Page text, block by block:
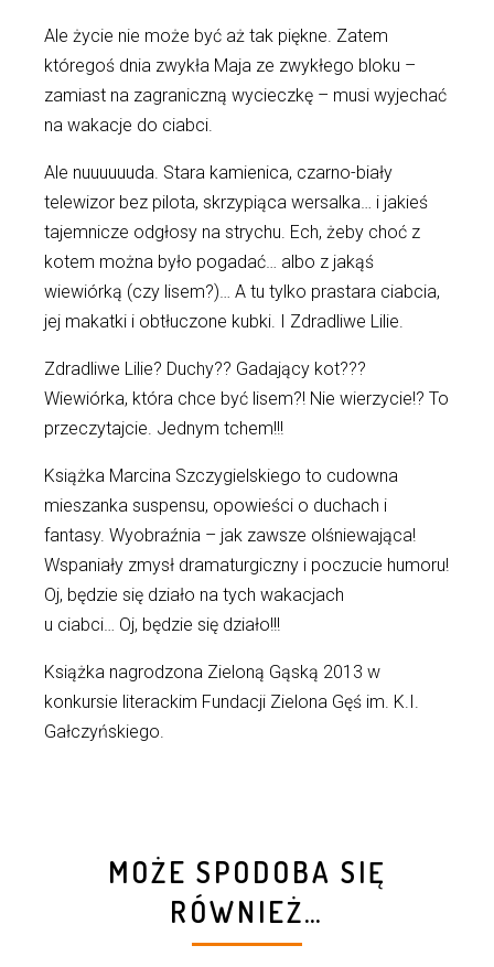
Ale życie nie może być aż tak piękne. Zatem
któregoś dnia zwykła Maja ze zwykłego bloku –
zamiast na zagraniczną wycieczkę – musi wyjechać
na wakacje do ciabci.
Ale nuuuuuuda. Stara kamienica, czarno-biały
telewizor bez pilota, skrzypiąca wersalka… i jakieś
tajemnicze odgłosy na strychu. Ech, żeby choć z
kotem można było pogadać… albo z jakąś
wiewiórką (czy lisem?)… A tu tylko prastara ciabcia,
jej makatki i obtłuczone kubki. I Zdradliwe Lilie.
Zdradliwe Lilie? Duchy?? Gadający kot???
Wiewiórka, która chce być lisem?! Nie wierzycie!? To
przeczytajcie. Jednym tchem!!!
Książka Marcina Szczygielskiego to cudowna
mieszanka suspensu, opowieści o duchach i
fantasy. Wyobraźnia – jak zawsze olśniewająca!
Wspaniały zmysł dramaturgiczny i poczucie humoru!
Oj, będzie się działo na tych wakacjach
u ciabci… Oj, będzie się działo!!!
Książka nagrodzona Zieloną Gąską 2013 w
konkursie literackim Fundacji Zielona Gęś im. K.I.
Gałczyńskiego.
MOŻE SPODOBA SIĘ
RÓWNIEŻ…